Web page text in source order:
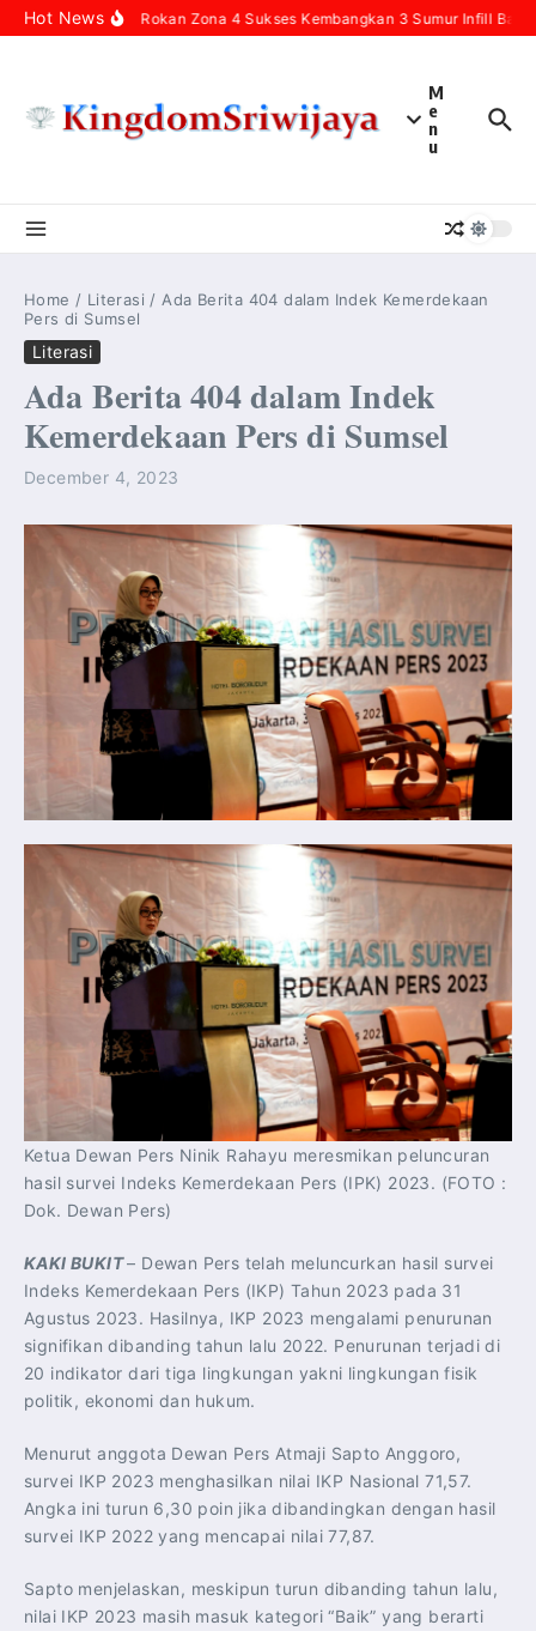
Skip to content
Hot News
Pertamina Hulu Rokan Zona 4 Sukses Kembangkan 3 Sumur Infill Baru
M
e
n
u
Home / Literasi / Ada Berita 404 dalam Indek Kemerdekaan
Pers di Sumsel
Literasi
Ada Berita 404 dalam Indek
Kemerdekaan Pers di Sumsel
December 4, 2023
Ketua Dewan Pers Ninik Rahayu meresmikan peluncuran
hasil survei Indeks Kemerdekaan Pers (IPK) 2023. (FOTO :
Dok. Dewan Pers)
KAKI BUKIT– Dewan Pers telah meluncurkan hasil survei
Indeks Kemerdekaan Pers (IKP) Tahun 2023 pada 31
Agustus 2023. Hasilnya, IKP 2023 mengalami penurunan
signifikan dibanding tahun lalu 2022. Penurunan terjadi di
20 indikator dari tiga lingkungan yakni lingkungan fisik
politik, ekonomi dan hukum.
Menurut anggota Dewan Pers Atmaji Sapto Anggoro,
survei IKP 2023 menghasilkan nilai IKP Nasional 71,57.
Angka ini turun 6,30 poin jika dibandingkan dengan hasil
survei IKP 2022 yang mencapai nilai 77,87.
Sapto menjelaskan, meskipun turun dibanding tahun lalu,
nilai IKP 2023 masih masuk kategori “Baik” yang berarti